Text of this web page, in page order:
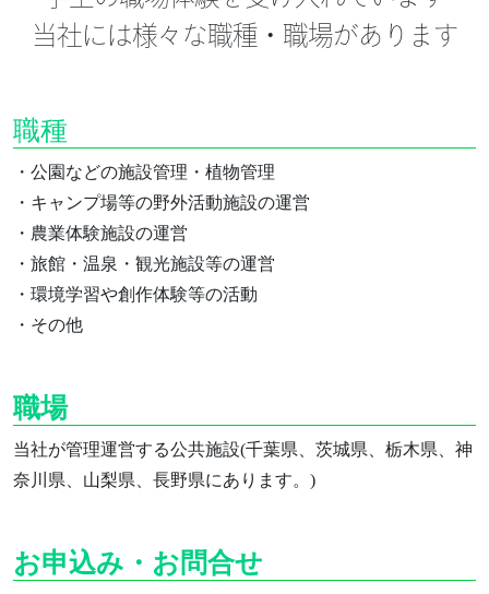
HOME
法人について
運営施設
活動
御城印販売
千葉県の御城印
お知らせ
当社には様々な職種・職場があります
職種
・公園などの施設管理・植物管理
・キャンプ場等の野外活動施設の運営
・農業体験施設の運営
・旅館・温泉・観光施設等の運営
・環境学習や創作体験等の活動
・その他
職場
当社が管理運営する公共施設(千葉県、茨城県、栃木県、神
奈川県、山梨県、長野県にあります。)
お申込み・お問合せ